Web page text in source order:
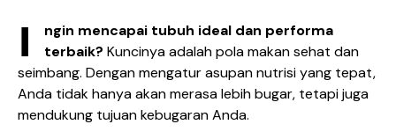
I
ngin mencapai tubuh ideal dan performa
terbaik? Kuncinya adalah pola makan sehat dan
seimbang. Dengan mengatur asupan nutrisi yang tepat,
Anda tidak hanya akan merasa lebih bugar, tetapi juga
mendukung tujuan kebugaran Anda.